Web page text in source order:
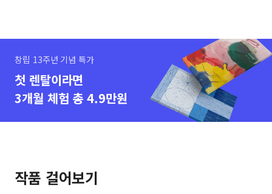
창립 13주년 기념 특가
첫 렌탈이라면
3개월 체험 총 4.9만원
작품 걸어보기